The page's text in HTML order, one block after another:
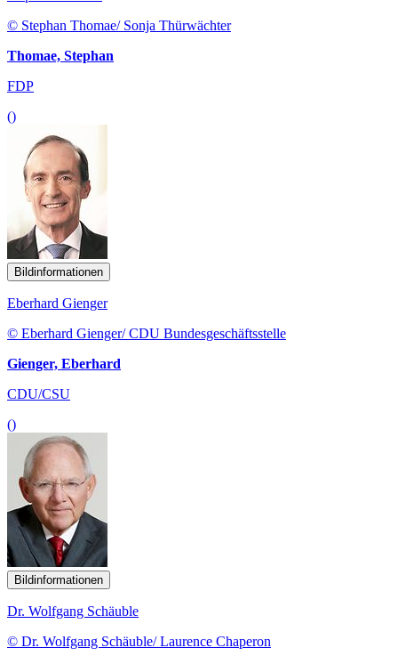
© Stephan Thomae/ Sonja Thürwächter
Thomae, Stephan
FDP
()
Bildinformationen
Eberhard Gienger
© Eberhard Gienger/ CDU Bundesgeschäftsstelle
Gienger, Eberhard
CDU/CSU
()
Bildinformationen
Dr. Wolfgang Schäuble
© Dr. Wolfgang Schäuble/ Laurence Chaperon